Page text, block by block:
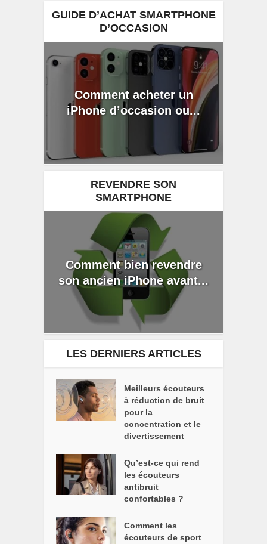
GUIDE D’ACHAT SMARTPHONE
D’OCCASION
Comment acheter un
iPhone d’occasion ou...
REVENDRE SON
SMARTPHONE
Comment bien revendre
son ancien iPhone avant...
LES DERNIERS ARTICLES
Meilleurs écouteurs
à réduction de bruit
pour la
concentration et le
divertissement
Qu’est-ce qui rend
les écouteurs
antibruit
confortables ?
Comment les
écouteurs de sport